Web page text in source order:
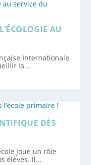
AU
Internationale
la...
DÈS
joue un rôle
élèves. Il...